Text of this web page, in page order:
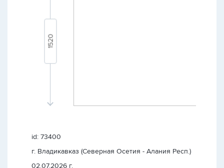
id: 73400
г. Владикавказ (Северная Осетия - Алания Респ.)
02.07.2026 г.